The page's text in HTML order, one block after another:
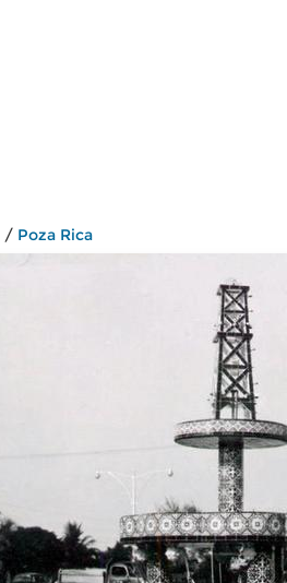
/ Poza Rica